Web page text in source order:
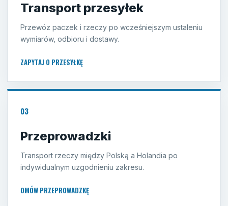
Transport przesyłek
Przewóz paczek i rzeczy po wcześniejszym ustaleniu
wymiarów, odbioru i dostawy.
ZAPYTAJ O PRZESYŁKĘ
03
Przeprowadzki
Transport rzeczy między Polską a Holandia po
indywidualnym uzgodnieniu zakresu.
OMÓW PRZEPROWADZKĘ